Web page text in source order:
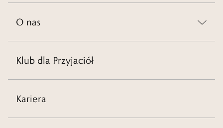
O nas
Klub dla Przyjaciół
Kariera